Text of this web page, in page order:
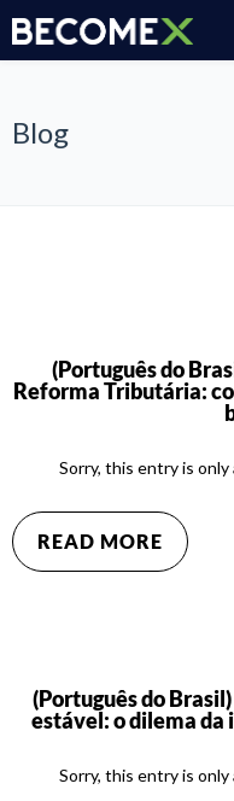
Blog
(Português do
Reforma Tributária:
Sorry, this entry is
READ MORE
(Português do
estável: o dilema
Sorry, this entry is